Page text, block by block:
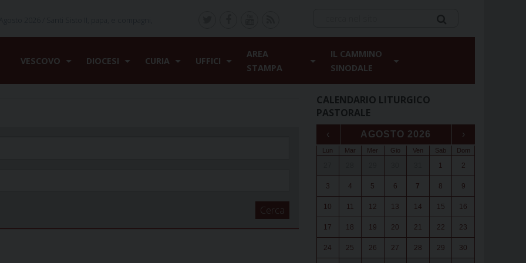
VESCOVO DIOCESI CURIA UFFICI
AREA
STAMPA
IL CAMMINO
SINODALE
Cerca
CALENDARIO LITURGICO
PASTORALE
‹ AGOSTO 2026 ›
Lun Mar Mer Gio Ven Sab Dom
1 2
3 4 5 6 7 8 9
10 11 12 13 14 15 16
17 18 19 20 21 22 23
24 25 26 27 28 29 30